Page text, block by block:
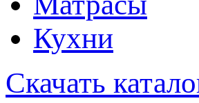
Кухни
Скачать